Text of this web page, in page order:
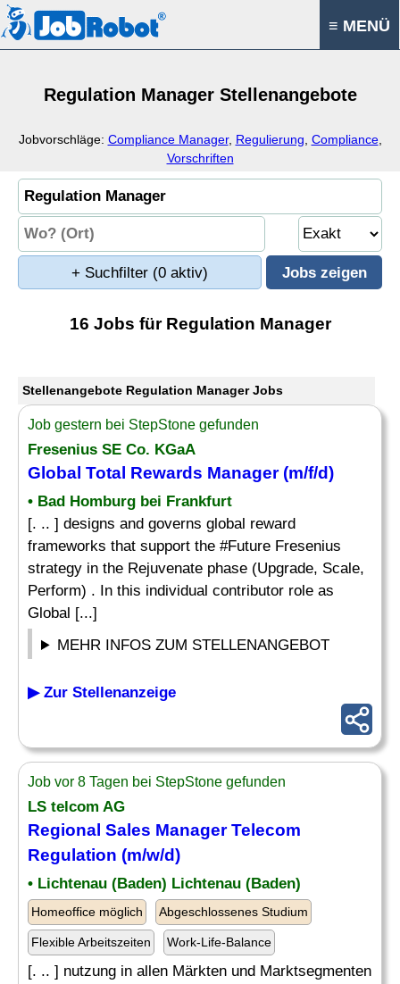
≡ MENÜ
Regulation Manager Stellenangebote
Jobvorschläge: Compliance Manager, Regulierung Compliance,
Vorschriften
+ Suchfilter (0 aktiv)
16 Jobs für Regulation Manager
Stellenangebote Regulation Manager Jobs
Job gestern bei StepStone gefunden
Fresenius SE Co. KGaA
Global Total Rewards Manager(m/f/d)
• Bad Homburg bei Frankfurt
[. .. ] designs and governs global reward
frameworks that support the #Future Fresenius
strategy in the Rejuvenate phase (Upgrade, Scale,
Perform) . In this individual contributor role as
Global [...]
MEHR INFOS ZUM STELLENANGEBOT
▶ Zur Stellenanzeige
Job vor 8 Tagen bei StepStone gefunden
LS telcom AG
Regional Sales ManagerTelecom
Regulation (m/w/d)
• Lichtenau (Baden) Lichtenau (Baden)
Homeoffice möglich Abgeschlossenes Studium
Flexible Arbeitszeiten Work-Life-Balance
[. .. ] nutzung in allen Märkten und Marktsegmenten